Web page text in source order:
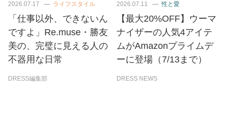
2026.07.17 ライフスタイル
「仕事以外、できないん
ですよ」Re.muse・勝友
美の、完璧に見える人の
不器用な日常
DRESS編集部
2026.07.11 性と愛
【最大20%OFF】ウーマ
ナイザーの人気4アイテ
ムがAmazonプライムデ
ーに登場（7/13まで）
DRESS NEWS